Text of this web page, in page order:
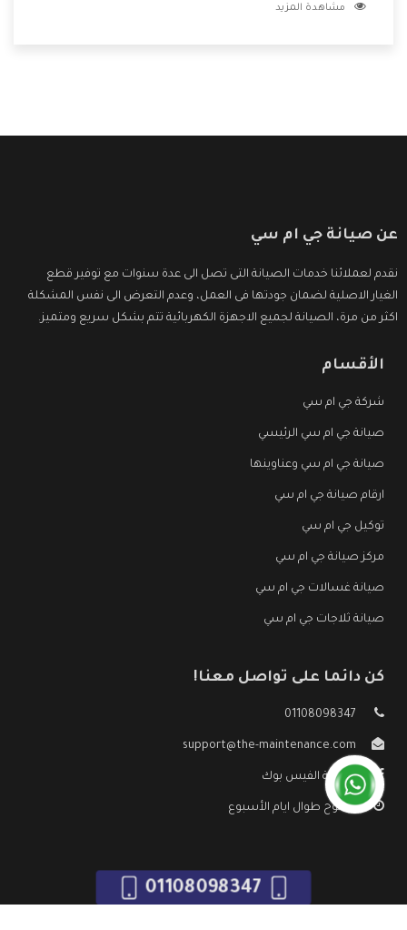
الشركة بها والتى تكون منها خدمة الصيانة التى تكون من أهم
مشاهدة المزيد
عن صيانة جي ام سي
نقدم لعملائنا خدمات الصيانة التى تصل الى عدة سنوات مع توفير قطع
الغيار الاصلية لضمان جودتها فى العمل، وعدم التعرض الى نفس المشكلة
اكثر من مرة، الصيانة لجميع الاجهزة الكهربائية تتم بشكل سريع ومتميز.
الأقسام
شركة جي ام سي
صيانة جي ام سي الرئيسي
صيانة جي ام سي وعناوينها
ارقام صيانة جي ام سي
توكيل جي ام سي
مركز صيانة جي ام سي
صيانة غسالات جي ام سي
صيانة ثلاجات جي ام سي
كن دائما على تواصل معنا!
01108098347
support@the-maintenance.com
صفحة الفيس بوك
مفتوح طوال ايام الأسبوع
01108098347